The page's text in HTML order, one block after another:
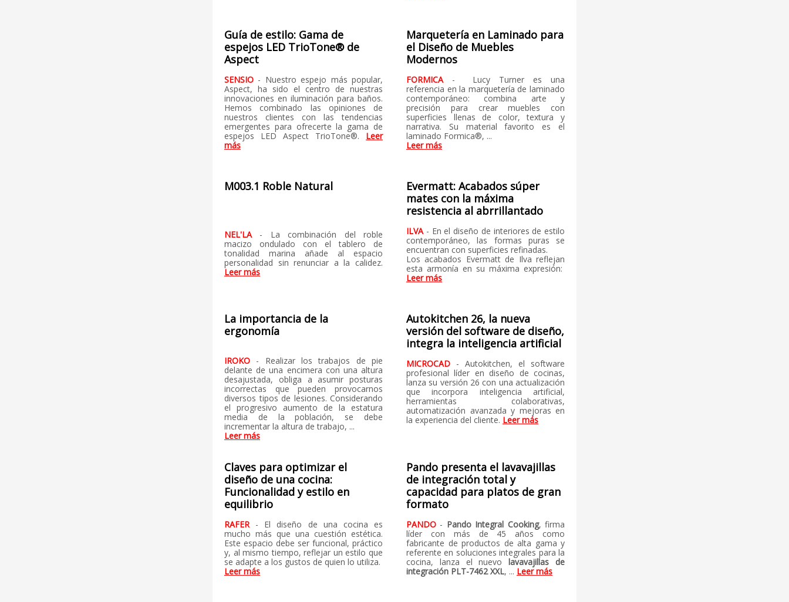
Guía de estilo: Gama de
espejos LED TrioTone® de
Aspect
SENSIO - Nuestro espejo más popular,
Aspect, ha sido el centro de nuestras
innovaciones en iluminación para baños.
Hemos combinado las opiniones de
nuestros clientes con las tendencias
emergentes para ofrecerte la gama de
espejos LED Aspect TrioTone®. Leer
más
Marquetería en Laminado para
el Diseño de Muebles
Modernos
FORMICA - Lucy Turner es una
referencia en la marquetería de laminado
contemporáneo: combina arte y
precisión para crear muebles con
superficies llenas de color, textura y
narrativa. Su material favorito es el
laminado Formica®, ...
Leer más
M003.1 Roble Natural
NEL'LA - La combinación del roble
macizo ondulado con el tablero de
tonalidad marina añade al espacio
personalidad sin renunciar a la calidez.
Leer más
Evermatt: Acabados súper
mates con la máxima
resistencia al abrrillantado
ILVA - En el diseño de interiores de estilo
contemporáneo, las formas puras se
encuentran con superficies refinadas.
Los acabados Evermatt de Ilva reflejan
esta armonía en su máxima expresión:
Leer más
La importancia de la
ergonomía
IROKO - Realizar los trabajos de pie
delante de una encimera con una altura
desajustada, obliga a asumir posturas
incorrectas que pueden provocarnos
diversos tipos de lesiones. Considerando
el progresivo aumento de la estatura
media de la población, se debe
incrementar la altura de trabajo, ...
Leer más
Autokitchen 26, la nueva
versión del software de diseño,
integra la inteligencia artificial
MICROCAD - Autokitchen, el software
profesional líder en diseño de cocinas,
lanza su versión 26 con una actualización
que incorpora inteligencia artificial,
herramientas colaborativas,
automatización avanzada y mejoras en
la experiencia del cliente. Leer más
Claves para optimizar el
diseño de una cocina:
Funcionalidad y estilo en
equilibrio
RAFER - El diseño de una cocina es
mucho más que una cuestión estética.
Este espacio debe ser funcional, práctico
y, al mismo tiempo, reflejar un estilo que
se adapte a los gustos de quien lo utiliza.
Leer más
Pando presenta el lavavajillas
de integración total y
capacidad para platos de gran
formato
PANDO - Pando Integral Cooking, firma
líder con más de 45 años como
fabricante de productos de alta gama y
referente en soluciones integrales para la
cocina, lanza el nuevolavavajillas de
integración PLT-7462 XXL, ... Leer más